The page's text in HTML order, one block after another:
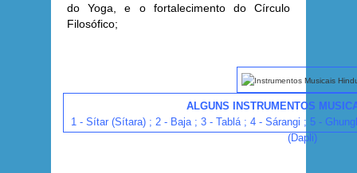
do Yoga, e o fortalecimento do Círculo
Filosófico;
ALGUNS INSTRUMENTOS
1 - Sítar (Sítara) ; 2 - Baja ; 3 - Tablá ; 4 - Sárangi ; 5 -
(Dapli)